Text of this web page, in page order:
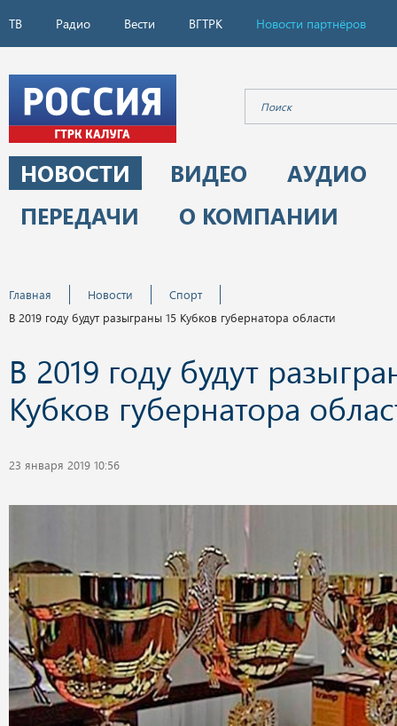
ТВ Радио Вести ВГТРК Новости партнёров
НОВОСТИ ВИДЕО
АУДИО
ПЕРЕДАЧИ
О КОМПАНИИ
Главная Новости
Спорт
В 2019 году будут разыграны 15 Кубков губернатора области
В 2019 году будут
Кубков губернатора
23 января 2019 10:56